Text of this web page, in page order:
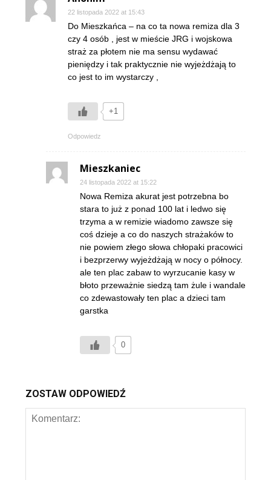
22 listopada 2022 at 15:43
Do Mieszkańca – na co ta nowa remiza dla 3
czy 4 osób , jest w mieście JRG i wojskowa
straż za płotem nie ma sensu wydawać
pieniędzy i tak praktycznie nie wyjeżdżają to
co jest to im wystarczy ,
+1
Odpowiedz
Mieszkaniec
24 listopada 2022 at 15:22
Nowa Remiza akurat jest potrzebna bo
stara to już z ponad 100 lat i ledwo się
trzyma a w remizie wiadomo zawsze się
coś dzieje a co do naszych strażaków to
nie powiem złego słowa chłopaki pracowici
i bezprzerwy wyjeżdżają w nocy o północy.
ale ten plac zabaw to wyrzucanie kasy w
błoto przeważnie siedzą tam żule i wandale
co zdewastowały ten plac a dzieci tam
garstka
0
ZOSTAW ODPOWIEDŹ